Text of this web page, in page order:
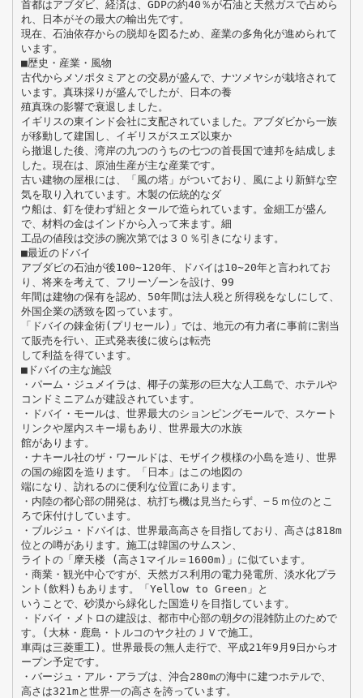
首都はアブダビ、経済は、GDPの約40％が石油と天然ガスで占めら
れ、日本がその最大の輸出先です。
現在、石油依存からの脱却を図るため、産業の多角化が進められて
います。
■歴史・産業・風物
古代からメソポタミアとの交易が盛んで、ナツメヤシが栽培されて
います。真珠採りが盛んでしたが、日本の養
殖真珠の影響で衰退しました。
イギリスの東インド会社に支配されていました。アブダビから一族
が移動して建国し、イギリスがスエズ以東か
ら撤退した後、湾岸の九つのうちの七つの首長国で連邦を結成しま
した。現在は、原油生産が主な産業です。
古い建物の屋根には、「風の塔」がついており、風により新鮮な空
気を取り入れています。木製の伝統的なダ
ウ船は、釘を使わず紐とタールで造られています。金細工が盛ん
で、材料の金はインドから入って来ます。細
工品の値段は交渉の腕次第では３０％引きになります。
■最近のドバイ
アブダビの石油が後100∼120年、ドバイは10∼20年と言われてお
り、将来を考えて、フリーゾーンを設け、99
年間は建物の保有を認め、50年間は法人税と所得税をなしにして、
外国企業の誘致を図っています。
「ドバイの錬金術(プリセール)」では、地元の有力者に事前に割当
て販売を行い、正式発表後に彼らは転売
して利益を得ています。
■ドバイの主な施設
・パーム・ジュメイラは、椰子の葉形の巨大な人工島で、ホテルや
コンドミニアムが建設されています。
・ドバイ・モールは、世界最大のションピングモールで、スケート
リンクや屋内スキー場もあり、世界最大の水族
館があります。
・ナキール社のザ・ワールドは、モザイク模様の小島を造り、世界
の国の縮図を造ります。「日本」はこの地図の
端になり、訪れるのに便利な位置にあります。
・内陸の都心部の開発は、杭打ち機は見当たらず、−５ｍ位のとこ
ろで床付けしています。
・ブルジュ・ドバイは、世界最高高さを目指しており、高さは818m
位との噂があります。施工は韓国のサムスン、
ライトの「摩天楼 (高さ1マイル＝1600m)」に似ています。
・商業・観光中心ですが、天然ガス利用の電力発電所、淡水化プラ
ント(飲料)もあります。「Yellow to Green」と
いうことで、砂漠から緑化した国造りを目指しています。
・ドバイ・メトロの建設は、都市中心部の朝夕の混雑防止のためで
す。(大林・鹿島・トルコのヤク社のＪＶで施工。
車両は三菱重工)。世界最長の無人走行で、平成21年9月9日からオ
ープン予定です。
・バージュ・アル・アラブは、沖合280mの海中に建つホテルで、
高さは321mと世界一の高さを誇っています。